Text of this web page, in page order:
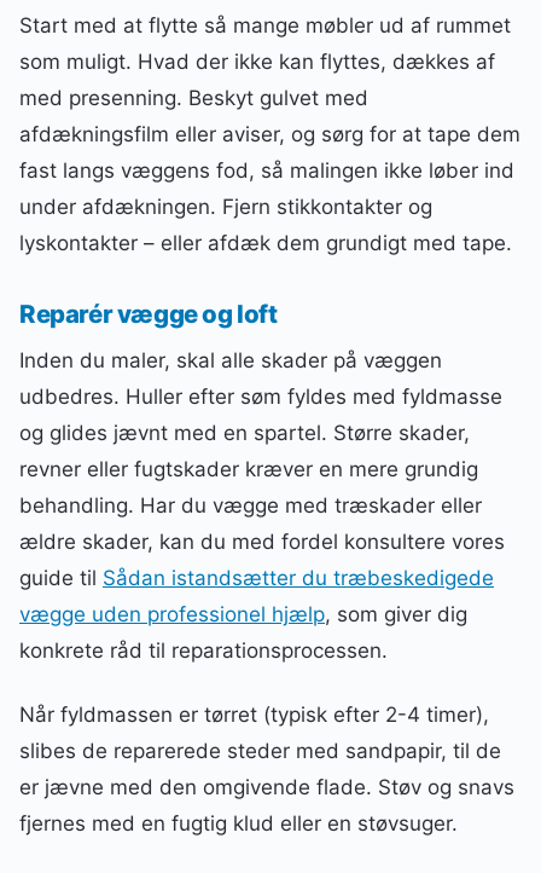
Start med at flytte så mange møbler ud af rummet
som muligt. Hvad der ikke kan flyttes, dækkes af
med presenning. Beskyt gulvet med
afdækningsfilm eller aviser, og sørg for at tape dem
fast langs væggens fod, så malingen ikke løber ind
under afdækningen. Fjern stikkontakter og
lyskontakter – eller afdæk dem grundigt med tape.
Reparér vægge og loft
Inden du maler, skal alle skader på væggen
udbedres. Huller efter søm fyldes med fyldmasse
og glides jævnt med en spartel. Større skader,
revner eller fugtskader kræver en mere grundig
behandling. Har du vægge med træskader eller
ældre skader, kan du med fordel konsultere vores
guide til Sådan istandsætter du træbeskedigede
vægge uden professionel hjælp, som giver dig
konkrete råd til reparationsprocessen.
Når fyldmassen er tørret (typisk efter 2-4 timer),
slibes de reparerede steder med sandpapir, til de
er jævne med den omgivende flade. Støv og snavs
fjernes med en fugtig klud eller en støvsuger.